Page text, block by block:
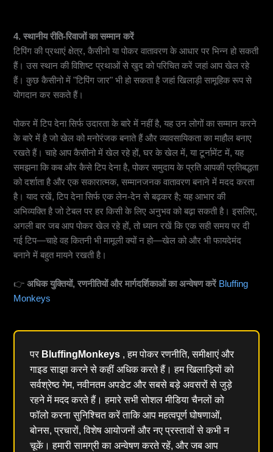
4. स्थानीय रीति-रिवाजों का सम्मान करें
टिपिंग की प्रथाएं क्षेत्र, कैसीनो या पोकर वातावरण के आधार पर भिन्न हो सकती
हैं। उस स्थान की विशिष्ट प्रथाओं से खुद को परिचित करें जहां आप खेल रहे
हैं। कुछ कैसीनो में "टिपिंग जार" भी हो सकता है जहां खिलाड़ी सामूहिक रूप से
योगदान कर सकते हैं।
पोकर में टिप देना सिर्फ उदारता के बारे में नहीं है, यह उन लोगों का सम्मान करने
के बारे में है जो खेल को मनोरंजक बनाते हैं और व्यावसायिकता का माहौल बनाए
रखते हैं। चाहे आप कैसीनो में खेल रहे हों, घर के खेल में, या टूर्नामेंट में, यह
समझना कि कब और कैसे टिप देना है, पोकर समुदाय के प्रति आपकी प्रतिबद्धता
को दर्शाता है और एक सकारात्मक, सम्मानजनक वातावरण बनाने में मदद करता
है। याद रखें, टिप देना सिर्फ एक लेन-देन से बढ़कर है; यह आभार की
अभिव्यक्ति है जो टेबल पर हर किसी के लिए अनुभव को बढ़ा सकती है। इसलिए,
अगली बार जब आप पोकर खेल रहे हों, तो ध्यान रखें कि एक सही समय पर दी
गई टिप—चाहे वह कितनी भी मामूली क्यों न हो—खेल को और भी फायदेमंद
बनाने में बहुत मायने रखती है।
👉अधिक युक्तियों, रणनीतियों और मार्गदर्शिकाओं का अन्वेषण करें Bluffing
Monkeys
पर BluffingMonkeys , हम पोकर रणनीति, समीक्षाएं और
गाइड साझा करने से कहीं अधिक करते हैं। हम खिलाड़ियों को
सर्वश्रेष्ठ गेम, नवीनतम अपडेट और सबसे बड़े अवसरों से जुड़े
रहने में मदद करते हैं। हमारे सभी सोशल मीडिया चैनलों को
फॉलो करना सुनिश्चित करें ताकि आप महत्वपूर्ण घोषणाओं,
बोनस, प्रचारों, विशेष आयोजनों और नए प्रस्तावों से कभी न
चूकें। हमारी सामग्री का अन्वेषण करते रहें, और जब आप